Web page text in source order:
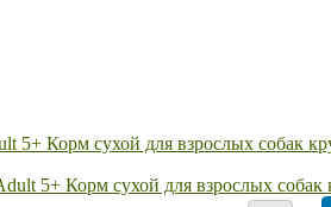
5+ Корм сухой для взрослых собак